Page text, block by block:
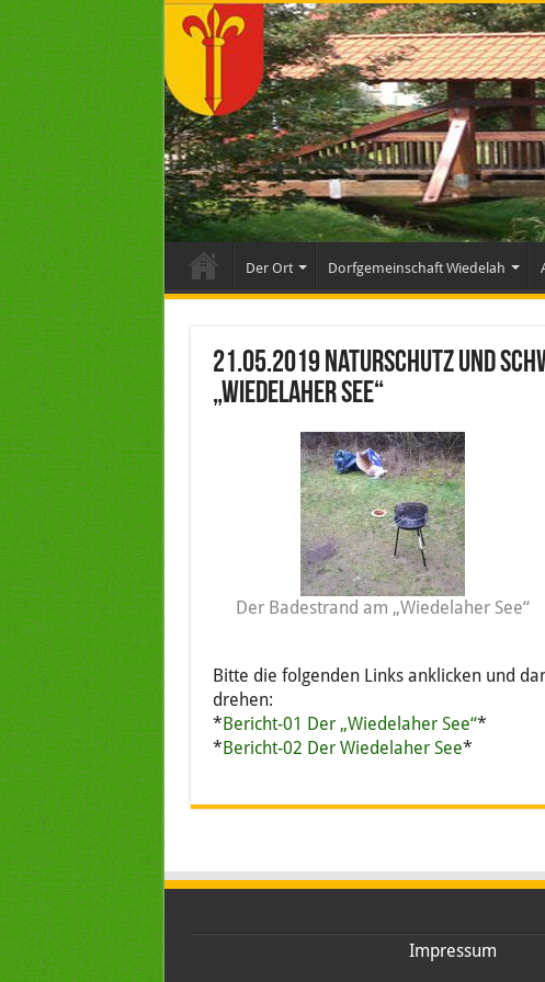
Der Ort Dorfgemeinschaft Wiedelah
21.05.2019 Naturschutz und
„Wiedelaher See“
Der Badestrand am „Wiedelaher See“
Bitte die folgenden Links anklicken und
drehen:
*Bericht-01 Der „Wiedelaher See“*
*Bericht-02 Der Wiedelaher See*
Impressum